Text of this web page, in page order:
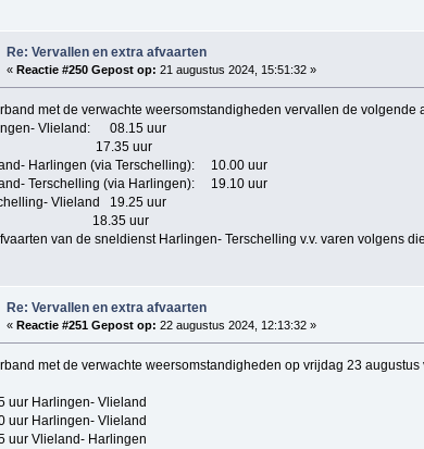
Re: Vervallen en extra afvaarten
« Reactie #250 Gepost op: 21 augustus 2024, 15:51:32 »
met de verwachte weersomstandigheden vervallen de
Vlieland: 08.15 uur
uur
Harlingen (via Terschelling): 10.00 uur
Terschelling (via Harlingen): 19.10 uur
Vlieland 19.25 uur
uur
van de sneldienst Harlingen- Terschelling v.v. varen volgens
Re: Vervallen en extra afvaarten
« Reactie #251 Gepost op: 22 augustus 2024, 12:13:32 »
met de verwachte weersomstandigheden op vrijdag 23
uur Harlingen- Vlieland
uur Harlingen- Vlieland
uur Vlieland- Harlingen